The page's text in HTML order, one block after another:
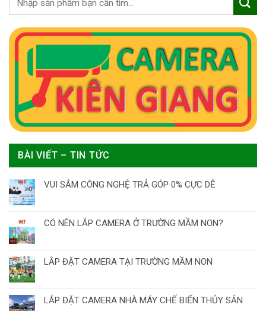
BÀI VIẾT – TIN TỨC
VUI SẮM CÔNG NGHỆ TRẢ GÓP 0% CỰC DỄ
CÓ NÊN LẮP CAMERA Ở TRƯỜNG MẦM NON?
LẮP ĐẶT CAMERA TẠI TRƯỜNG MẦM NON
LẮP ĐẶT CAMERA NHÀ MÁY CHẾ BIẾN THỦY SẢN